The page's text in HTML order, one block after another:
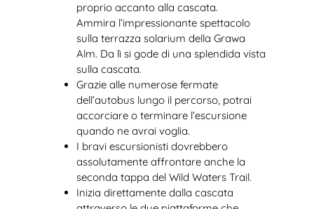
proprio accanto alla cascata.
Ammira l’impressionante spettacolo
sulla terrazza solarium della Grawa
Alm. Da lì si gode di una splendida vista
sulla cascata.
Grazie alle numerose fermate
dell’autobus lungo il percorso, potrai
accorciare o terminare l’escursione
quando ne avrai voglia.
I bravi escursionisti dovrebbero
assolutamente affrontare anche la
seconda tappa del Wild Waters Trail.
Inizia direttamente dalla cascata